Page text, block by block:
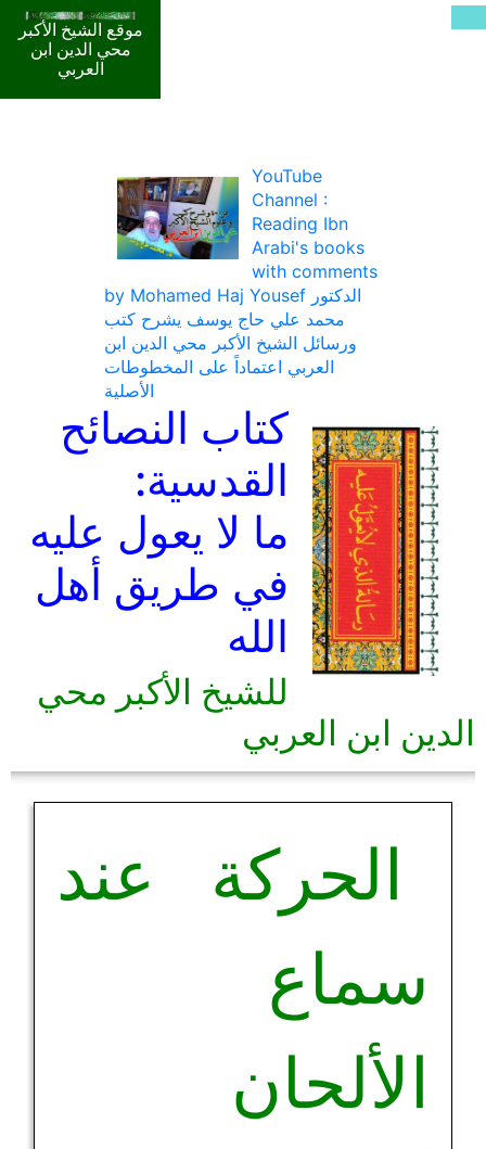
موقع الشيخ الأكبر
محي الدين ابن
العربي
YouTube
Channel :
Reading Ibn
Arabi's books
with comments
by Mohamed Haj Yousef الدكتور
محمد علي حاج يوسف يشرح كتب
ورسائل الشيخ الأكبر محي الدين ابن
العربي اعتماداً على المخطوطات
الأصلية
كتاب النصائح
القدسية:
ما لا يعول عليه
في طريق أهل
الله
للشيخ الأكبر محي
الدين ابن العربي
الحركة عند
سماع
الألحان